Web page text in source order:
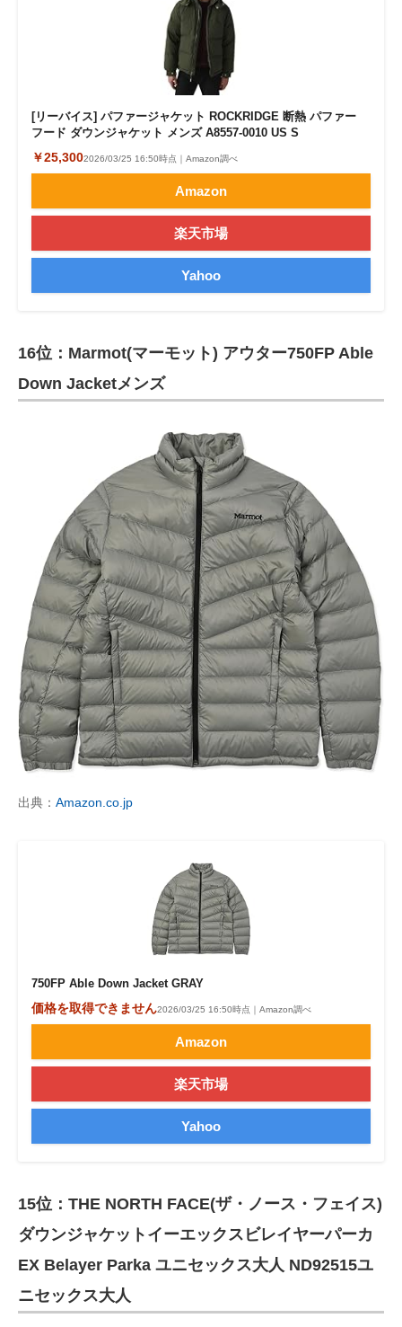
[リーバイス] パファージャケット ROCKRIDGE 断熱 パファー
フード ダウンジャケット メンズ A8557-0010 US S
￥25,3002026/03/25 16:50時点｜Amazon調べ
Amazon
楽天市場
Yahoo
16位：Marmot(マーモット) アウター750FP Able
Down Jacketメンズ
出典： Amazon.co.jp
750FP Able Down Jacket GRAY
価格を取得できません2026/03/25 16:50時点｜Amazon調べ
Amazon
楽天市場
Yahoo
15位：THE NORTH FACE(ザ・ノース・フェイス)
ダウンジャケットイーエックスビレイヤーパーカ
EX Belayer Parka ユニセックス大人 ND92515ユ
ニセックス大人